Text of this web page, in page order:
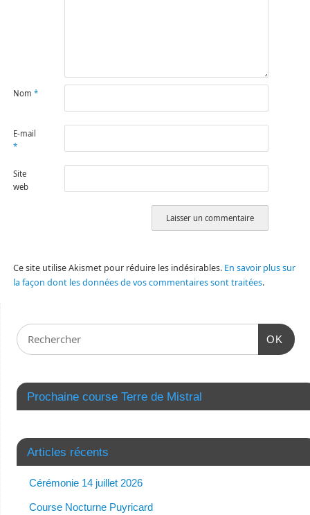
Nom *
E-mail
*
Site
web
Ce site utilise Akismet pour réduire les indésirables. En savoir plus sur
la façon dont les données de vos commentaires sont traitées.
OK
Prochaine course Terre de Mistral
Articles récents
Cérémonie 14 juillet 2026
Course Nocturne Puyricard